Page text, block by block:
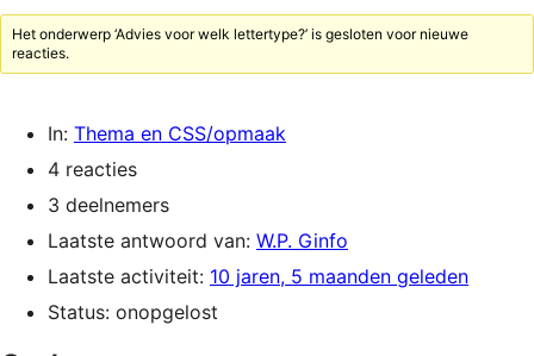
Het onderwerp ‘Advies voor welk lettertype?’ is gesloten voor nieuwe
reacties.
In: Thema en CSS/opmaak
4 reacties
3 deelnemers
Laatste antwoord van: W.P. Ginfo
Laatste activiteit: 10 jaren, 5 maanden geleden
Status: onopgelost